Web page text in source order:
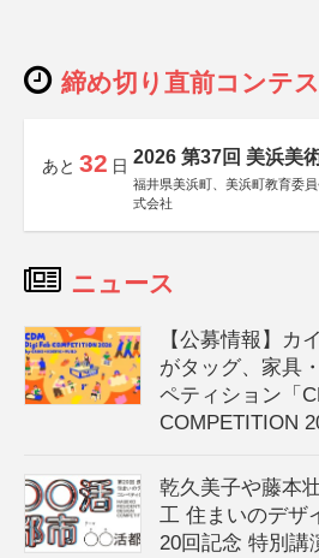
締め切り直前コンテ
あと 32 日 2026 第37回 美浜美
福井県美浜町、美浜町教育委
式会社
ニュース
【公募情報】カ
がタッグ、家具
ペティション「
COMPETITION
乾久美子や藤本
工 住まいのデザ
20回記念 特別講